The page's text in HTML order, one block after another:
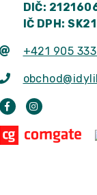
DIČ:
IČ DPH:
+421 905